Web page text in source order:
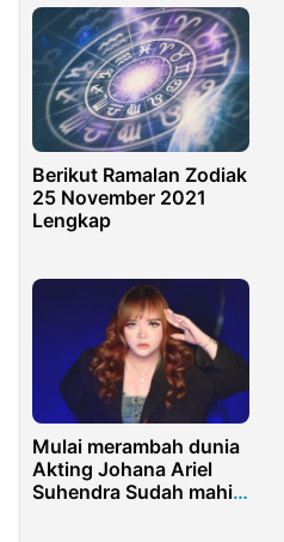
Berikut Ramalan Zodiak
25 November 2021
Lengkap
Mulai merambah dunia
Akting Johana Ariel
Suhendra Sudah mahir